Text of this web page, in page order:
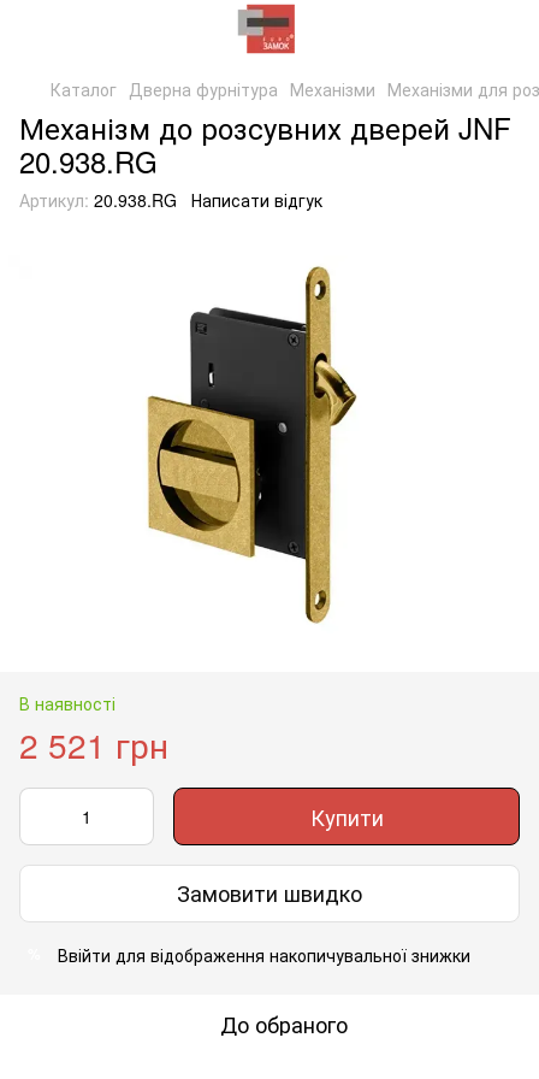
Каталог Дверна фурнітура Механізми Механізми для
Механізм до розсувних дверей JNF
20.938.RG
Артикул: 20.938.RG Написати відгук
В наявності
2 521 грн
Купити
Замовити швидко
Ввійти для відображення накопичувальної знижки
До обраного